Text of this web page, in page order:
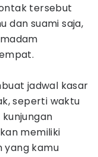
tersebut
dan suami saja,
jadwal kasar
seperti waktu
memiliki
yang kamu